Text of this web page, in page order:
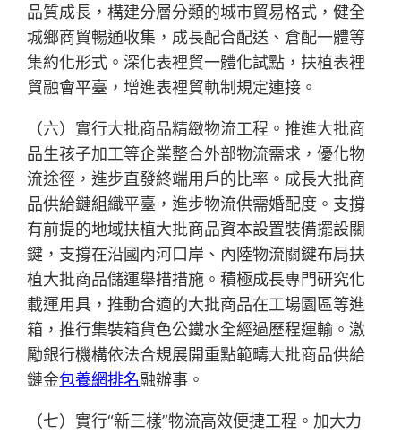
品質成長，構建分層分類的城市貿易格式，健全
城鄉商貿暢通收集，成長配合配送、倉配一體等
集約化形式。深化表裡貿一體化試點，扶植表裡
貿融會平臺，增進表裡貿軌制規定連接。
（六）實行大批商品精緻物流工程。推進大批商
品生孩子加工等企業整合外部物流需求，優化物
流途徑，進步直發終端用戶的比率。成長大批商
品供給鏈組織平臺，進步物流供需婚配度。支撐
有前提的地域扶植大批商品資本設置裝備擺設關
鍵，支撐在沿國內河口岸、內陸物流關鍵布局扶
植大批商品儲運舉措措施。積極成長專門研究化
載運用具，推動合適的大批商品在工場園區等進
箱，推行集裝箱貨色公鐵水全經過歷程運輸。激
勵銀行機構依法合規展開重點範疇大批商品供給
鏈金包養網排名融辦事。
（七）實行“新三樣”物流高效便捷工程。加大力